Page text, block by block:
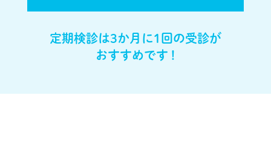
定期検診は3か月に1回の受診が
おすすめです !